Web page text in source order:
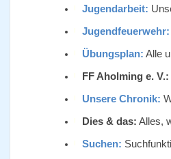
Jugendarbeit:
Jugendfeuerwehr:
Übungsplan: Alle
FF Aholming e. V.:
Unsere Chronik:
Dies & das: Alles,
Suchen: